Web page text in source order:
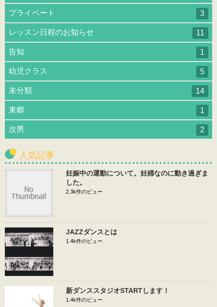
プライベート 3
レッスン日程のお知らせ 11
告知 1
幼児クラス 5
未分類 14
東郷 1
次男 2
人気記事
妊娠中の運動について。妊婦なのに動き過ぎま
した。
2.3k件のビュー
JAZZダンスとは
1.4k件のビュー
新ダンススタジオSTARTします！
1.4k件のビュー